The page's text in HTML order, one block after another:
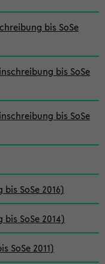
bis SoSe
bis SoSe
bis SoSe
SoSe 2016)
SoSe 2014)
SoSe 2011)